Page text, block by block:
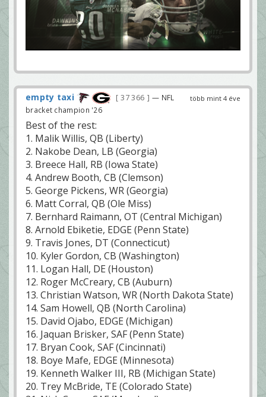
több mint 4 éve
empty taxi 37 366
— NFL
bracket champion '26
Best of the rest:
1. Malik Willis, QB (Liberty)
2. Nakobe Dean, LB (Georgia)
3. Breece Hall, RB (Iowa State)
4. Andrew Booth, CB (Clemson)
5. George Pickens, WR (Georgia)
6. Matt Corral, QB (Ole Miss)
7. Bernhard Raimann, OT (Central Michigan)
8. Arnold Ebiketie, EDGE (Penn State)
9. Travis Jones, DT (Connecticut)
10. Kyler Gordon, CB (Washington)
11. Logan Hall, DE (Houston)
12. Roger McCreary, CB (Auburn)
13. Christian Watson, WR (North Dakota State)
14. Sam Howell, QB (North Carolina)
15. David Ojabo, EDGE (Michigan)
16. Jaquan Brisker, SAF (Penn State)
17. Bryan Cook, SAF (Cincinnati)
18. Boye Mafe, EDGE (Minnesota)
19. Kenneth Walker III, RB (Michigan State)
20. Trey McBride, TE (Colorado State)